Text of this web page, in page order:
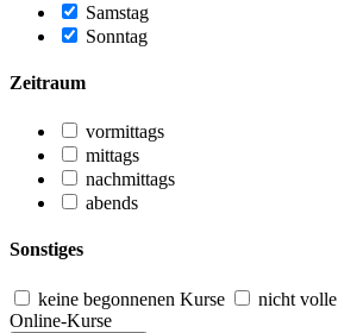
Samstag
Sonntag
Zeitraum
vormittags
mittags
nachmittags
abends
Sonstiges
keine begonnenen Kurse nicht volle
Online-Kurse